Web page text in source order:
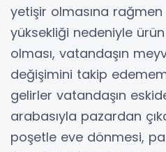
yetişir olmasına
yüksekliği nedeniyle
olması, vatandaşın
değişimini takip
gelirler vatandaşın
arabasıyla pazardan
poşetle eve dönmesi,